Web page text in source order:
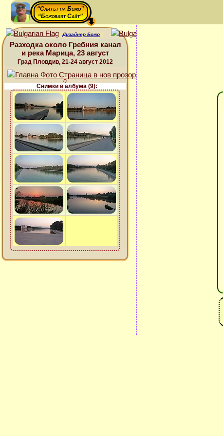
“Сайтът на Божо”
“Божовият Сайт”
Дизайнер Божо
Разходка около Гребния канал
и река Марица, 23 август
Град Пловдив, 21-24 август 2012
Снимки в албума (9):